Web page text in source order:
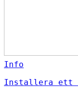
Info
Installera ett